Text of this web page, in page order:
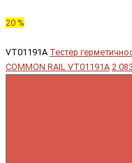
20 %
VT01191A Тестер
COMMON RAIL VT01191A 2